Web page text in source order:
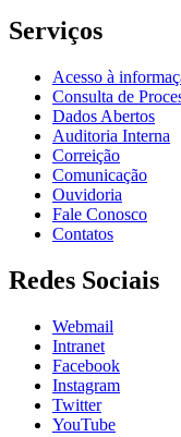
Serviços
Acesso à
Consulta de
Dados Abertos
Auditoria Interna
Correição
Comunicação
Ouvidoria
Fale Conosco
Contatos
Redes Sociais
Webmail
Intranet
Facebook
Instagram
Twitter
YouTube